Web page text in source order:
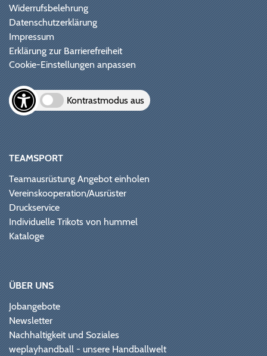
Widerrufsbelehrung
Datenschutzerklärung
Impressum
Erklärung zur Barrierefreiheit
Cookie-Einstellungen anpassen
Kontrastmodus aus
TEAMSPORT
Teamausrüstung Angebot einholen
Vereinskooperation/Ausrüster
Druckservice
Individuelle Trikots von hummel
Kataloge
ÜBER UNS
Jobangebote
Newsletter
Nachhaltigkeit und Soziales
weplayhandball - unsere Handballwelt